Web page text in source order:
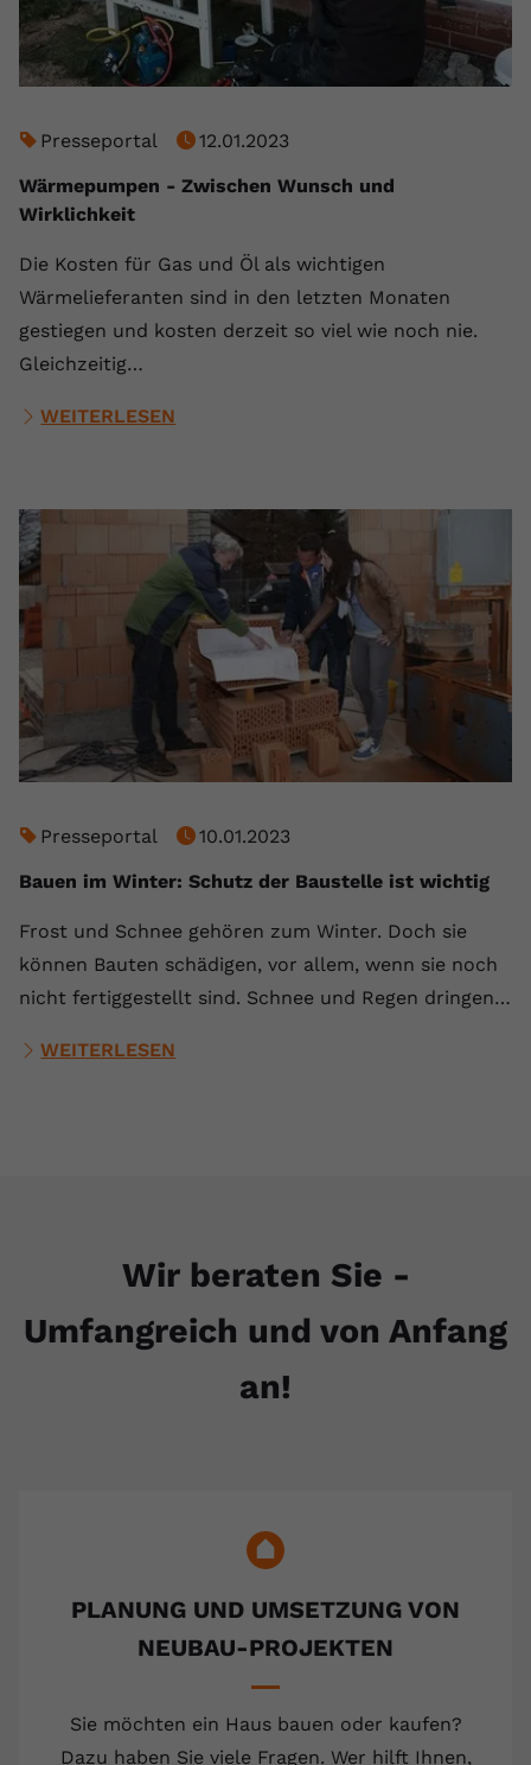
Presseportal
12.01.2023
Wärmepumpen - Zwischen Wunsch und
Wirklichkeit
Die Kosten für Gas und Öl als wichtigen
Wärmelieferanten sind in den letzten Monaten
gestiegen und kosten derzeit so viel wie noch nie.
Gleichzeitig…
WEITERLESEN
Presseportal
10.01.2023
Bauen im Winter: Schutz der Baustelle ist wichtig
Frost und Schnee gehören zum Winter. Doch sie
können Bauten schädigen, vor allem, wenn sie noch
nicht fertiggestellt sind. Schnee und Regen dringen…
WEITERLESEN
Wir beraten Sie -
Umfangreich und von Anfang
an!
PLANUNG UND UMSETZUNG VON
NEUBAU-PROJEKTEN
Sie möchten ein Haus bauen oder kaufen?
Dazu haben Sie viele Fragen. Wer hilft Ihnen,